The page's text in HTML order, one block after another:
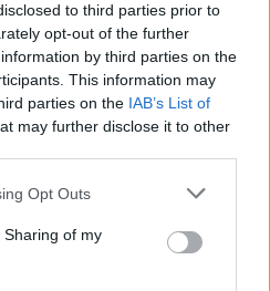
to third parties prior to
opt-out of the further
by third parties on the
This information may
parties on the IAB’s List of
may further disclose it to other
app uses one or more Google
behaviour. You may click to
and its third-party tags to
purposes in below Google
Opt Outs
of my
dalla lavatrice, è utile
Questo passaggio
le pieghe e rende il
più semplice. Una volta
opportuno procedere con il
giusta sequenza per